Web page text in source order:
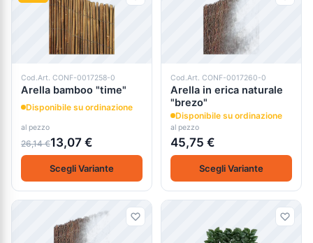
Cod.Art. CONF-0017258-0
Arella bamboo "time"
Disponibile su ordinazione
al pezzo
26,14 €13,07 €
Scegli Variante
Cod.Art. CONF-0017260-0
Arella in erica naturale
"brezo"
Disponibile su ordinazione
al pezzo
45,75 €
Scegli Variante